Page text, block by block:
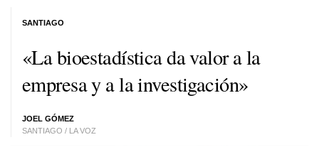
«La bioestadística da valor a la
empresa y a la investigación»
JOEL GÓMEZ
SANTIAGO / LA VOZ
SANTIAGO